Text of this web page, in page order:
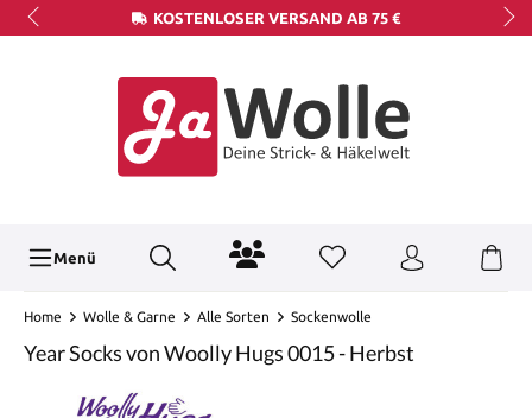
KOSTENLOSER VERSAND AB 75 €
Menü
Home Wolle & Garne Alle Sorten Sockenwolle
Year Socks von Woolly Hugs 0015 - Herbst